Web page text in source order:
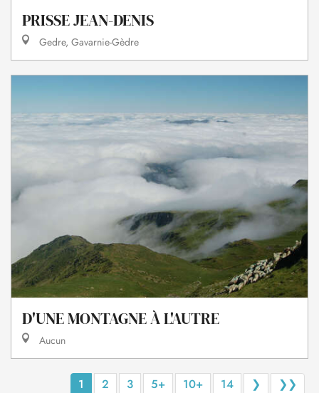
PRISSE JEAN-DENIS
Gedre, Gavarnie-Gèdre
D'UNE MONTAGNE À L'AUTRE
Aucun
1 2 3 5+ 10+ 14 ❯ ❯❯